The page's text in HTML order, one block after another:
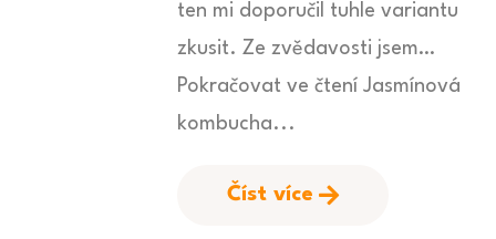
ten mi doporučil tuhle variantu
zkusit. Ze zvědavosti jsem…
Pokračovat ve čtení Jasmínová
kombucha...
Číst více